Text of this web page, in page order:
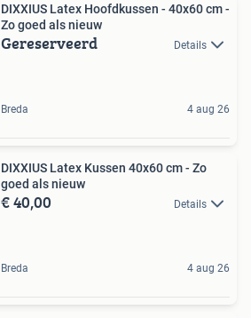
DIXXIUS Latex Hoofdkussen - 40x60 cm -
Zo goed als nieuw
Gereserveerd Details
Breda 4 aug 26
DIXXIUS Latex Kussen 40x60 cm - Zo
goed als nieuw
€ 40,00 Details
Breda 4 aug 26